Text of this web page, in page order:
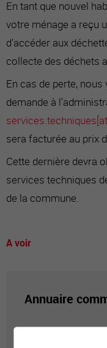
En tant que nouvel
votre ménage a reçu
d'accéder aux
collecte des déchets
En cas de perte,
demande à
services.techniques[a
sera facturée au prix
Cette dernière devra
services techniques
de la commune.
A voir
Annuaire
Adresses utiles en